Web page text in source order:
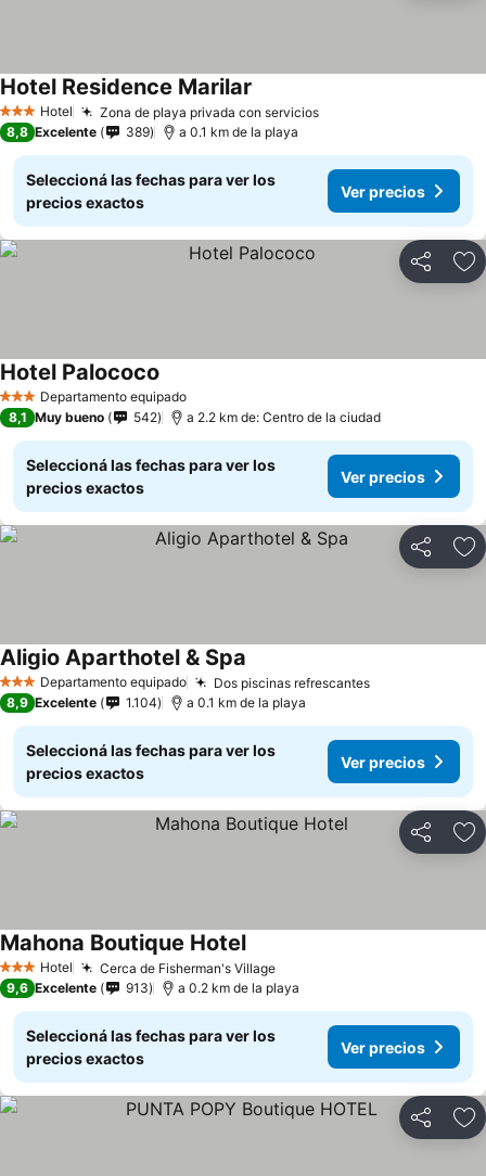
3 Estrellas
Hotel Zona de playa privada con servicios
Hotel Residence Marilar
8,8 Excelente 389 a 0.1 km de la playa
Seleccioná las fechas para ver los
precios exactos
Ver precios
Compartir
3 EstrellasDepartamento equipado
Hotel Palococo
8,1 Muy bueno 542 a 2.2 km de: Centro de la ciudad
Seleccioná las fechas para ver los
precios exactos
Ver precios
Compartir
3 EstrellasDepartamento equipado Dos piscinas refrescantes
Aligio Aparthotel & Spa
8,9 Excelente 1.104 a 0.1 km de la playa
Seleccioná las fechas para ver los
precios exactos
Ver precios
Compartir
3 Estrellas
Hotel Cerca de Fisherman's Village
Mahona Boutique Hotel
9,6 Excelente 913 a 0.2 km de la playa
Seleccioná las fechas para ver los
precios exactos
Ver precios
Compartir